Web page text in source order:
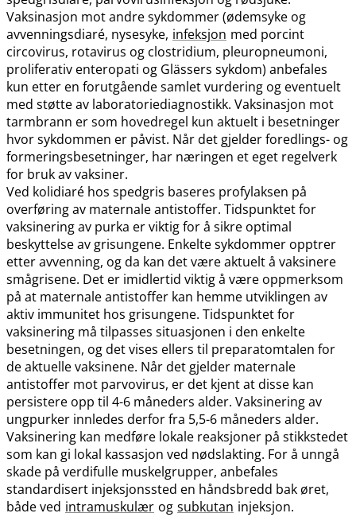
Vaksinasjon mot andre sykdommer (ødemsyke og
avvenningsdiaré, nysesyke, infeksjon med porcint
circovirus, rotavirus og clostridium, pleuropneumoni,
proliferativ enteropati og Glässers sykdom) anbefales
kun etter en forutgående samlet vurdering og eventuelt
med støtte av laboratoriediagnostikk. Vaksinasjon mot
tarmbrann er som hovedregel kun aktuelt i besetninger
hvor sykdommen er påvist. Når det gjelder foredlings- og
formeringsbesetninger, har næringen et eget regelverk
for bruk av vaksiner.
Ved kolidiaré hos spedgris baseres profylaksen på
overføring av maternale antistoffer. Tidspunktet for
vaksinering av purka er viktig for å sikre optimal
beskyttelse av grisungene. Enkelte sykdommer opptrer
etter avvenning, og da kan det være aktuelt å vaksinere
smågrisene. Det er imidlertid viktig å være oppmerksom
på at maternale antistoffer kan hemme utviklingen av
aktiv immunitet hos grisungene. Tidspunktet for
vaksinering må tilpasses situasjonen i den enkelte
besetningen, og det vises ellers til preparatomtalen for
de aktuelle vaksinene. Når det gjelder maternale
antistoffer mot parvovirus, er det kjent at disse kan
persistere opp til 4-6 måneders alder. Vaksinering av
ungpurker innledes derfor fra 5,5-6 måneders alder.
Vaksinering kan medføre lokale reaksjoner på stikkstedet
som kan gi lokal kassasjon ved nødslakting. For å unngå
skade på verdifulle muskelgrupper, anbefales
standardisert injeksjonssted en håndsbredd bak øret,
både ved intramuskulær og subkutan injeksjon.